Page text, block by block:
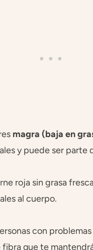
magra (baja en
y puede ser parte
roja sin grasa
al cuerpo.
con
que te